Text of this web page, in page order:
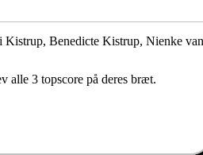
Kistrup, Benedicte Kistrup, Nienke van
alle 3 topscore på deres bræt.